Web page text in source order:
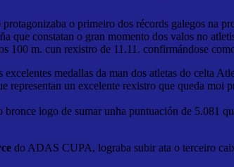
o primeiro dos récords galegos na
que constatan o gran momento dos valos no
100 m. cun rexistro de 11.11. confirmándose
medallas da man dos atletas do celta
representan un excelente rexistro que queda moi
bronce logo de sumar unha puntuación de 5.081
do ADAS CUPA, lograba subir ata o terceiro